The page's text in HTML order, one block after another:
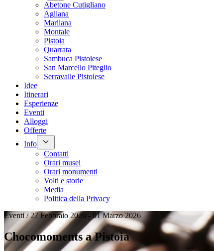
Abetone Cutigliano
Agliana
Marliana
Montale
Pistoia
Quarrata
Sambuca Pistoiese
San Marcello Piteglio
Serravalle Pistoiese
Idee
Itinerari
Esperienze
Eventi
Alloggi
Offerte
Info
Contatti
Orari musei
Orari monumenti
Volti e storie
Media
Politica della Privacy
Eventi / 27 Febbraio 2026 - 01 Marzo 2026
Chocomoments a Pistoia